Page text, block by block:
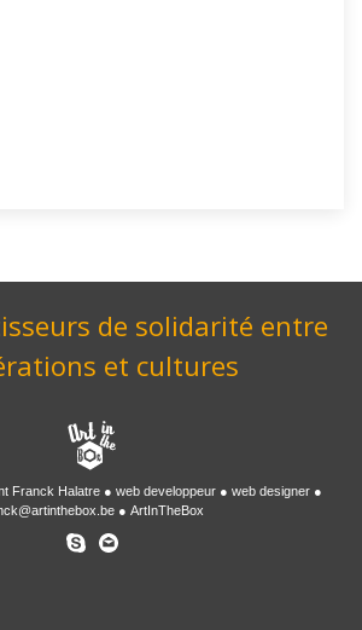
de solidarité entre
et cultures
Franck Halatre web developpeur
web designer
ArtInTheBox